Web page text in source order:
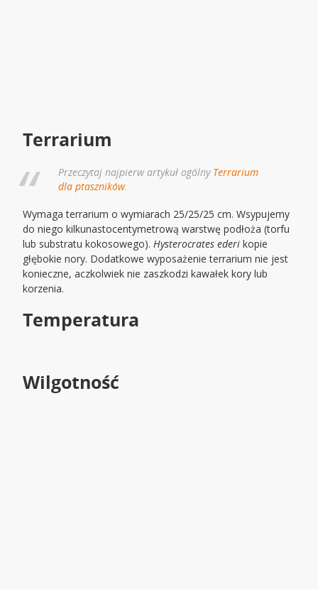
Terrarium
Przeczytaj najpierw artykuł ogólny Terrarium
dla ptaszników.
Wymaga terrarium o wymiarach 25/25/25 cm. Wsypujemy
do niego kilkunastocentymetrową warstwę podłoża (torfu
lub substratu kokosowego). Hysterocrates ederi kopie
głębokie nory. Dodatkowe wyposażenie terrarium nie jest
konieczne, aczkolwiek nie zaszkodzi kawałek kory lub
korzenia.
Temperatura
Wilgotność